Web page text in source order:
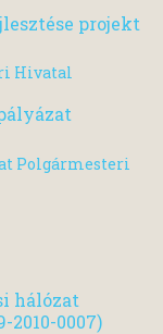
projekt
Hivatal
pályázat
Polgármesteri
hálózat
2010-0007)